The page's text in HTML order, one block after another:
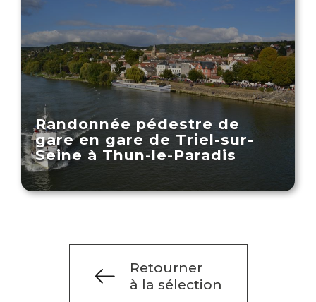
Randonnée pédestre de
gare en gare de Triel-sur-
Seine à Thun-le-Paradis
Retourner
à la sélection